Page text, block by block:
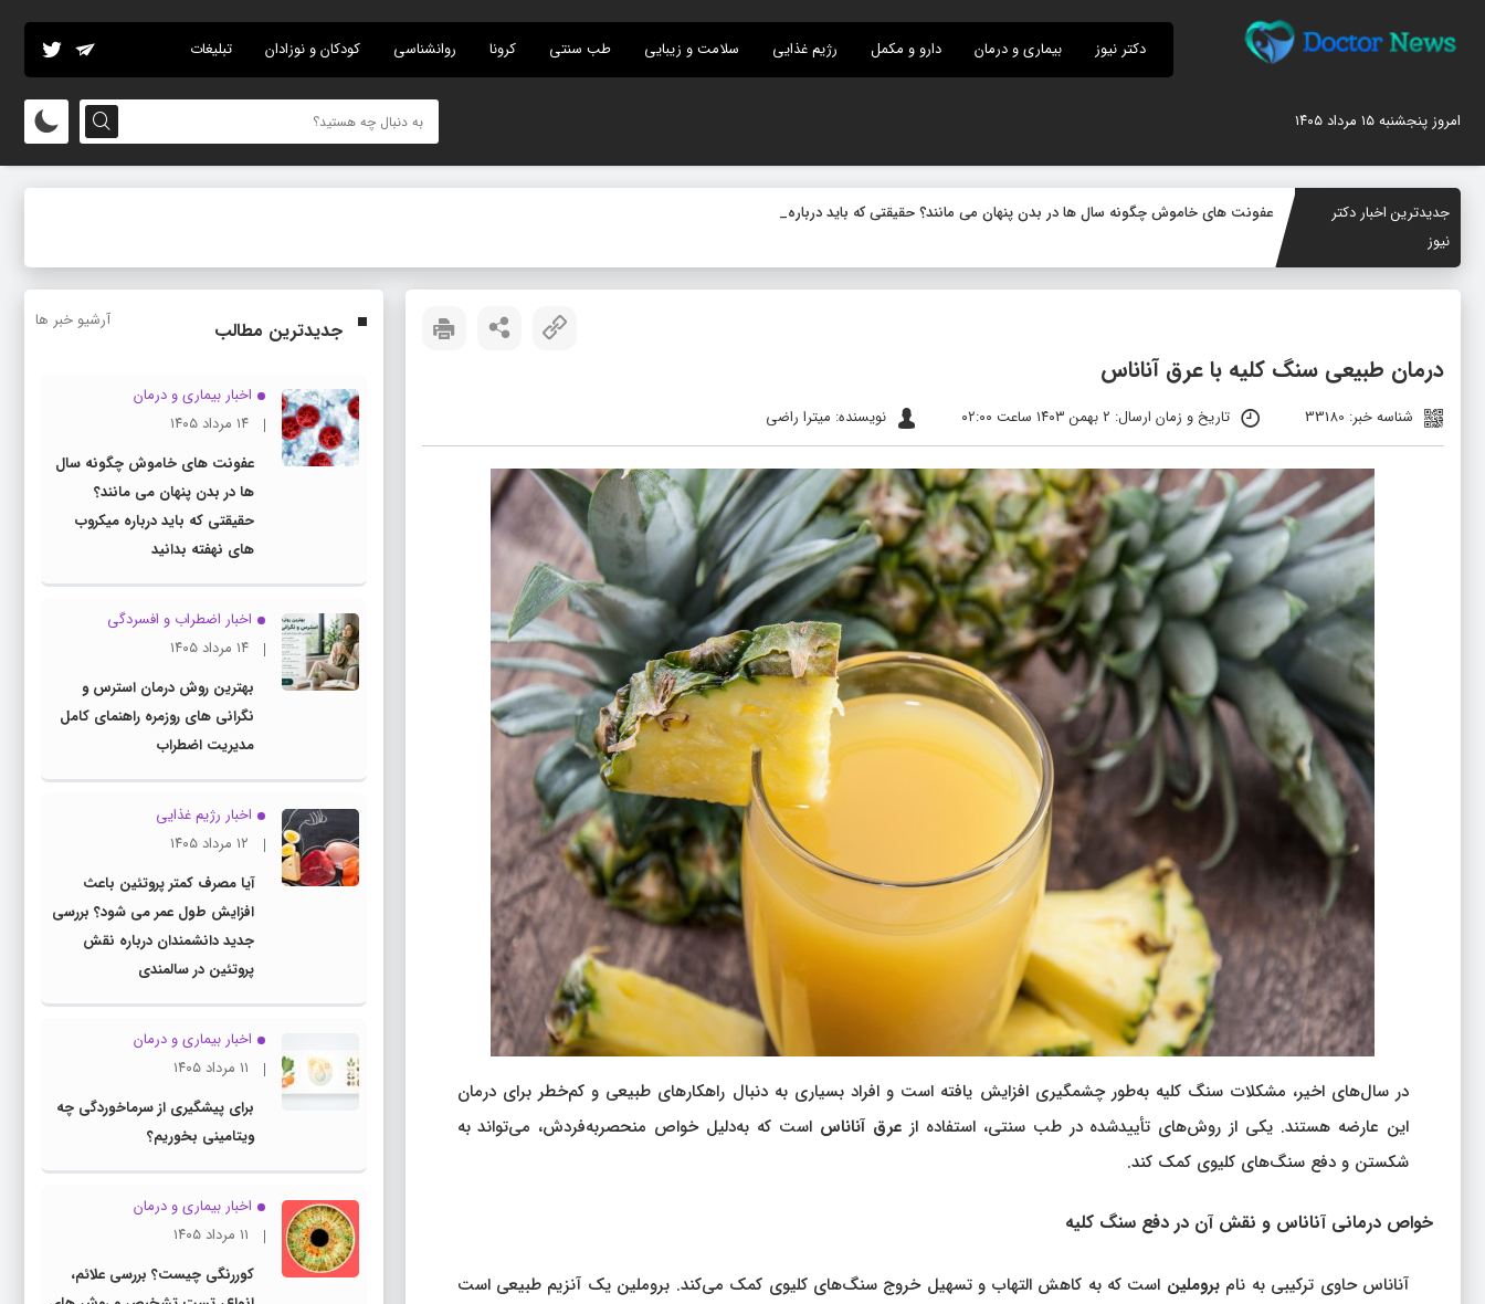
دکتر نیوز بیماری و درمان دارو و مکمل رژیم غذایی سلامت و زیبایی طب سنتی کرونا روانشناسی کودکان و نوزادان تبلیغات
امروز پنجشنبه ۱۵ مرداد ۱۴۰۵
جدیدترین اخبار دکتر
نیوز
عفونت های خاموش چگونه سال ها در بدن پنهان می مانند؟ حقیقتی که باید درباره میکروب های نهفته
درمان طبیعی سنگ کلیه با عرق آناناس
شناسه خبر: 33180 تاریخ و زمان ارسال: ۲ بهمن ۱۴۰۳ ساعت ۰۲:۰۰ نویسنده: میترا راضی
در سال‌های اخیر، مشکلات سنگ کلیه به‌طور چشمگیری افزایش یافته است و افراد بسیاری به دنبال راهکارهای طبیعی و کم‌خطر برای درمان
این عارضه هستند. یکی از روش‌های تأییدشده در طب سنتی، استفاده ازعرق آناناس است که به‌دلیل خواص منحصربه‌فردش، می‌تواند به
شکستن و دفع سنگ‌های کلیوی کمک کند.
خواص درمانی آناناس و نقش آن در دفع سنگ کلیه
آناناس حاوی ترکیبی به نامبروملین است که به کاهش التهاب و تسهیل خروج سنگ‌های کلیوی کمک می‌کند. بروملین یک آنزیم طبیعی است
جدیدترین مطالب آرشیو خبر ها
اخبار بیماری و درمان
۱۴ مرداد ۱۴۰۵
عفونت های خاموش چگونه سال
ها در بدن پنهان می مانند؟
حقیقتی که باید درباره میکروب
های نهفته بدانید
اخبار اضطراب و افسردگی
۱۴ مرداد ۱۴۰۵
بهترین روش درمان استرس و
نگرانی های روزمره راهنمای کامل
مدیریت اضطراب
اخبار رژیم غذایی
۱۲ مرداد ۱۴۰۵
آیا مصرف کمتر پروتئین باعث
افزایش طول عمر می شود؟ بررسی
جدید دانشمندان درباره نقش
پروتئین در سالمندی
اخبار بیماری و درمان
۱۱ مرداد ۱۴۰۵
برای پیشگیری از سرماخوردگی چه
ویتامینی بخوریم؟
اخبار بیماری و درمان
۱۱ مرداد ۱۴۰۵
کوررنگی چیست؟ بررسی علائم،